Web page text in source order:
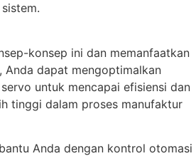
konsep ini dan memanfaatkan
Anda dapat mengoptimalkan
untuk mencapai efisiensi dan
tinggi dalam proses manufaktur
Anda dengan kontrol otomasi